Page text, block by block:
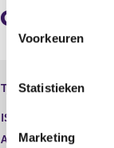
e
s
m
i
n
Voorkeuren
Statistieken
Marketing
Type instrument
ISIN
Aard transactie